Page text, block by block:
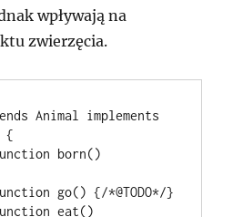
wpływają na
zwierzęcia.
Animal implements
{